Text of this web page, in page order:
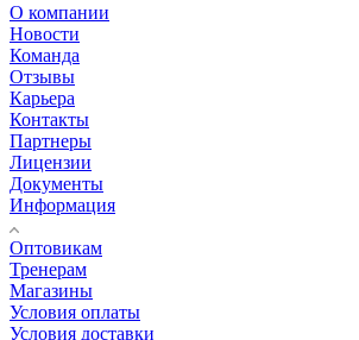
О компании
Новости
Команда
Отзывы
Карьера
Контакты
Партнеры
Лицензии
Документы
Информация
Оптовикам
Тренерам
Магазины
Условия оплаты
Условия доставки